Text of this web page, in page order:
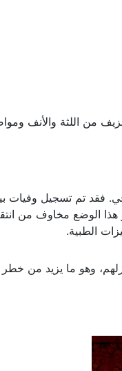
من اللثة والأنف
فقد تم تسجيل وفيات
الوضع مخاوف من
وهو ما يزيد من خطر